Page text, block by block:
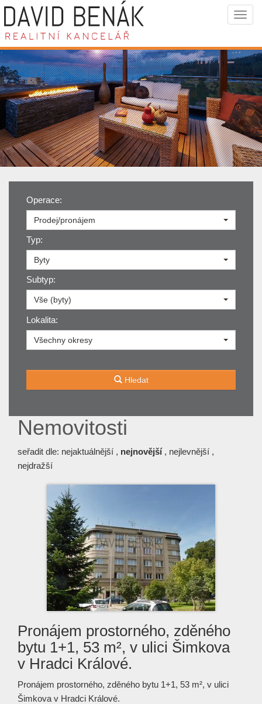
Operace:
Prodej/pronájem
Typ:
Byty
Subtyp:
Vše (byty)
Lokalita:
Všechny okresy
Hledat
Nemovitosti
seřadit dle: nejaktuálnější , nejnovější , nejlevnější ,
nejdražší
Pronájem prostorného, zděného
bytu 1+1, 53 m², v ulici Šimkova
v Hradci Králové.
Pronájem prostorného, zděného bytu 1+1, 53 m², v ulici
Šimkova v Hradci Králové.